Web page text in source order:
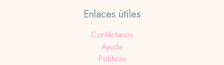
Enlaces útiles
Contáctanos
Ayuda
Políticas